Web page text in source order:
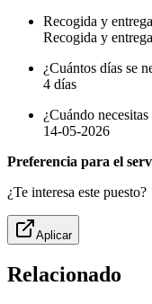
Recogida y
Recogida y
¿Cuántos días se
4 días
¿Cuándo
14-05-2026
Preferencia para el
¿Te interesa este puesto?
Aplicar
Relacionado